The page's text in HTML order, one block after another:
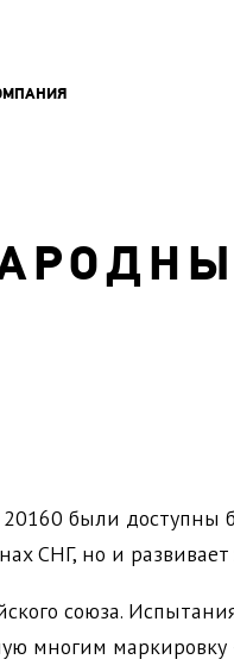
были доступны
СНГ, но и
союза.
многим